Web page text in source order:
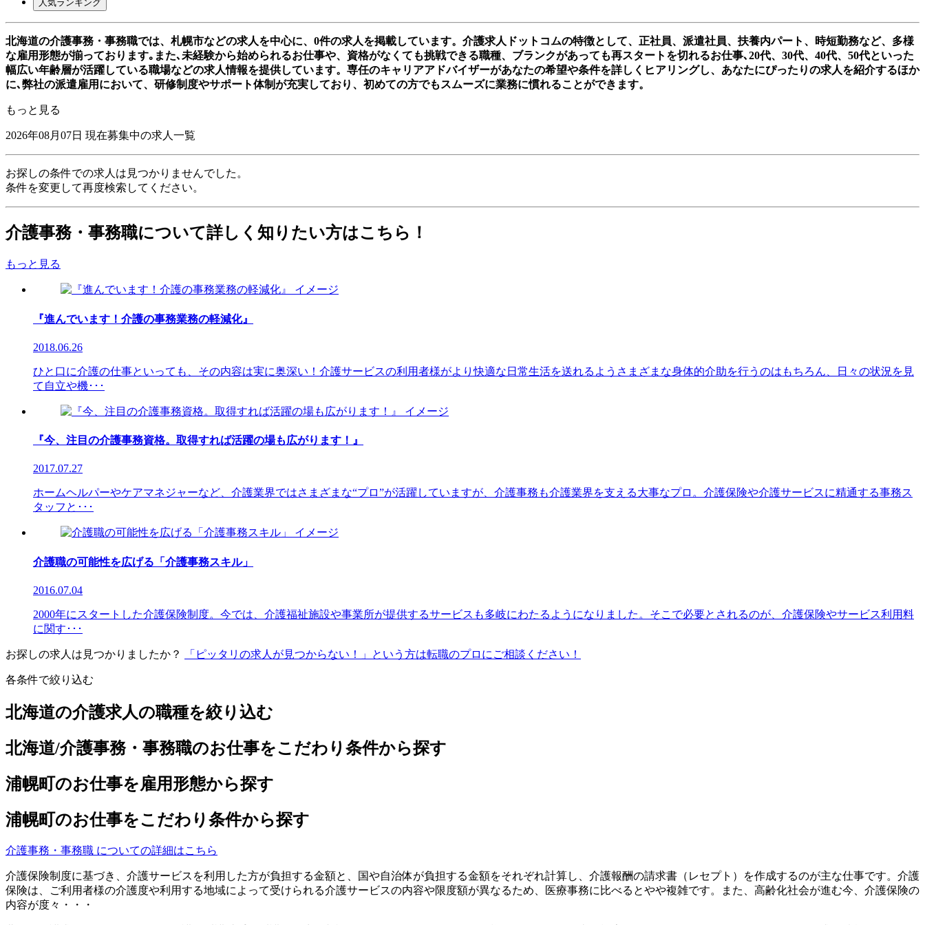
人気ランキング
北海道の介護事務・事務職では、札幌市などの求人を中心に、0件の求人を掲載しています。介護求人ドットコムの特徴として、正社員、派遣社員、扶養内パート、時短勤務など、多様
な雇用形態が揃っております｡また､未経験から始められるお仕事や、資格がなくても挑戦できる職種、ブランクがあっても再スタートを切れるお仕事､20代、30代、40代、50代といった
幅広い年齢層が活躍している職場などの求人情報を提供しています。専任のキャリアアドバイザーがあなたの希望や条件を詳しくヒアリングし、あなたにぴったりの求人を紹介するほか
に､弊社の派遣雇用において、研修制度やサポート体制が充実しており、初めての方でもスムーズに業務に慣れることができます。
もっと見る
2026年08月07日 現在募集中の求人一覧
お探しの条件での求人は見つかりませんでした。
条件を変更して再度検索してください。
介護事務・事務職について詳しく知りたい方はこちら！
もっと見る
『進んでいます！介護の事務業務の軽減化』
2018.06.26
ひと口に介護の仕事といっても、その内容は実に奥深い！介護サービスの利用者様がより快適な日常生活を送れるようさまざまな身体的介助を行うのはもちろん、日々の状況を見
て自立や機･･･
『今、注目の介護事務資格。取得すれば活躍の場も広がります！』
2017.07.27
ホームヘルパーやケアマネジャーなど、介護業界ではさまざまな“プロ”が活躍していますが、介護事務も介護業界を支える大事なプロ。介護保険や介護サービスに精通する事務ス
タッフと･･･
介護職の可能性を広げる「介護事務スキル」
2016.07.04
2000年にスタートした介護保険制度。今では、介護福祉施設や事業所が提供するサービスも多岐にわたるようになりました。そこで必要とされるのが、介護保険やサービス利用料
に関す･･･
お探しの求人は見つかりましたか？ 「ピッタリの求人が見つからない！」という方は転職のプロにご相談ください！
各条件で絞り込む
北海道の介護求人の職種を絞り込む
北海道/介護事務・事務職のお仕事をこだわり条件から探す
浦幌町のお仕事を雇用形態から探す
浦幌町のお仕事をこだわり条件から探す
介護事務・事務職 についての詳細はこちら
介護保険制度に基づき、介護サービスを利用した方が負担する金額と、国や自治体が負担する金額をそれぞれ計算し、介護報酬の請求書（レセプト）を作成するのが主な仕事です。介護
保険は、ご利用者様の介護度や利用する地域によって受けられる介護サービスの内容や限度額が異なるため、医療事務に比べるとやや複雑です。また、高齢化社会が進む今、介護保険の
内容が度々・・・